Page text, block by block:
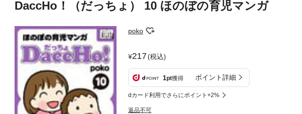
DaccHo！（だっちょ） 10 ほのぼの育児マンガ
poko
217(税込)
1pt獲得 ポイント詳細
dカード利用でさらにポイント+2%
返品不可